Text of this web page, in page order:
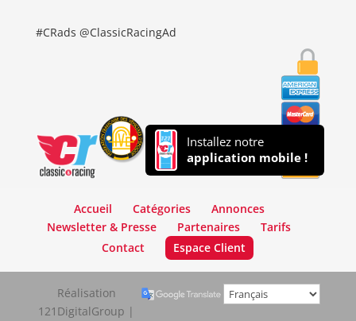
#CRads @ClassicRacingAd
Installez notre
application mobile !
Accueil Catégories
Annonces
Newsletter & Presse
Partenaires
Tarifs
Contact
Espace Client
Réalisation
121DigitalGroup |